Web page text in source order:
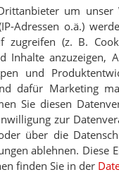
um unser
Adressen o.ä.)
(z. B.
Inhalte anzuzeigen,
und
dafür Marketing
Sie diesen
zur
über die
ablehnen.
finden Sie in der
in Ihr Postfach.
Jetzt
abonnieren
& Datenschutz
Armut